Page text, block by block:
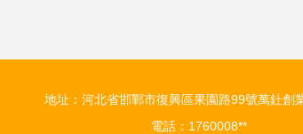
地址：河北省邯鄲市復興區果園路99號萬釷創
電話：1760008**